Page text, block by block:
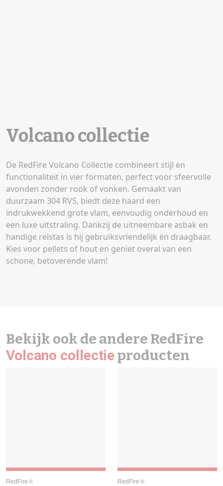
Volcano collectie
De RedFire Volcano Collectie combineert stijl en
functionaliteit in vier formaten, perfect voor sfeervolle
avonden zonder rook of vonken. Gemaakt van
duurzaam 304 RVS, biedt deze haard een
indrukwekkend grote vlam, eenvoudig onderhoud en
een luxe uitstraling. Dankzij de uitneembare asbak en
handige reistas is hij gebruiksvriendelijk én draagbaar.
Kies voor pellets of hout en geniet overal van een
schone, betoverende vlam!
Bekijk ook de andere RedFire
Volcano collectie producten
RedFire ® RedFire ®